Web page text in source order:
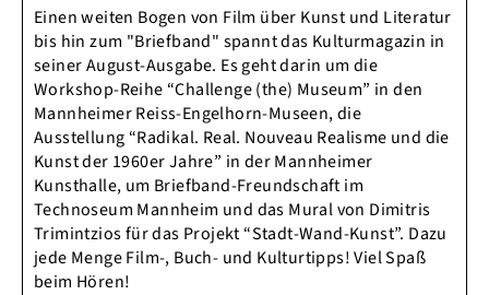
Einen weiten Bogen von Film über Kunst und Literatur
bis hin zum "Briefband" spannt das Kulturmagazin in
seiner August-Ausgabe. Es geht darin um die
Workshop-Reihe “Challenge (the) Museum” in den
Mannheimer Reiss-Engelhorn-Museen, die
Ausstellung “Radikal. Real. Nouveau Realisme und die
Kunst der 1960er Jahre” in der Mannheimer
Kunsthalle, um Briefband-Freundschaft im
Technoseum Mannheim und das Mural von Dimitris
Trimintzios für das Projekt “Stadt-Wand-Kunst”. Dazu
jede Menge Film-, Buch- und Kulturtipps! Viel Spaß
beim Hören!